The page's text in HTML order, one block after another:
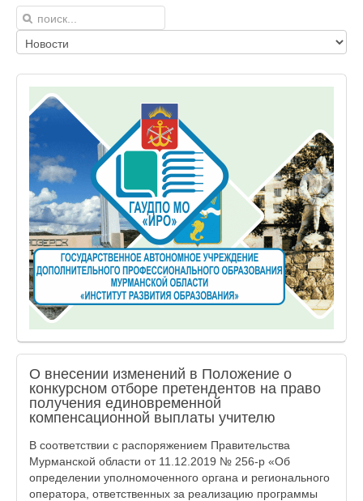
О внесении изменений в Положение о
конкурсном отборе претендентов на право
получения единовременной
компенсационной выплаты учителю
В соответствии с распоряжением Правительства
Мурманской области от 11.12.2019 № 256-р «Об
определении уполномоченного органа и регионального
оператора, ответственных за реализацию программы